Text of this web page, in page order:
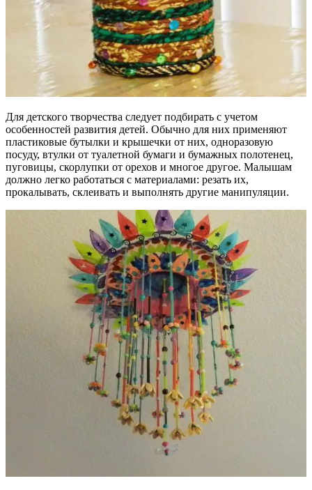
Для детского творчества следует подбирать с учетом
особенностей развития детей. Обычно для них применяют
пластиковые бутылки и крышечки от них, одноразовую
посуду, втулки от туалетной бумаги и бумажных полотенец,
пуговицы, скорлупки от орехов и многое другое. Малышам
должно легко работаться с материалами: резать их,
прокалывать, склеивать и выполнять другие манипуляции.